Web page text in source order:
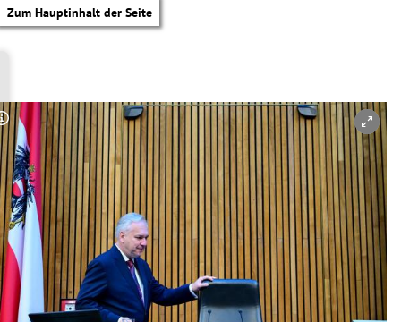
Zum Hauptinhalt der Seite
Copyright-Hinweis öffnen/schließen